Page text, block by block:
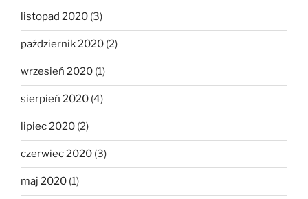
listopad 2020 (3)
październik 2020 (2)
wrzesień 2020 (1)
sierpień 2020 (4)
lipiec 2020 (2)
czerwiec 2020 (3)
maj 2020 (1)